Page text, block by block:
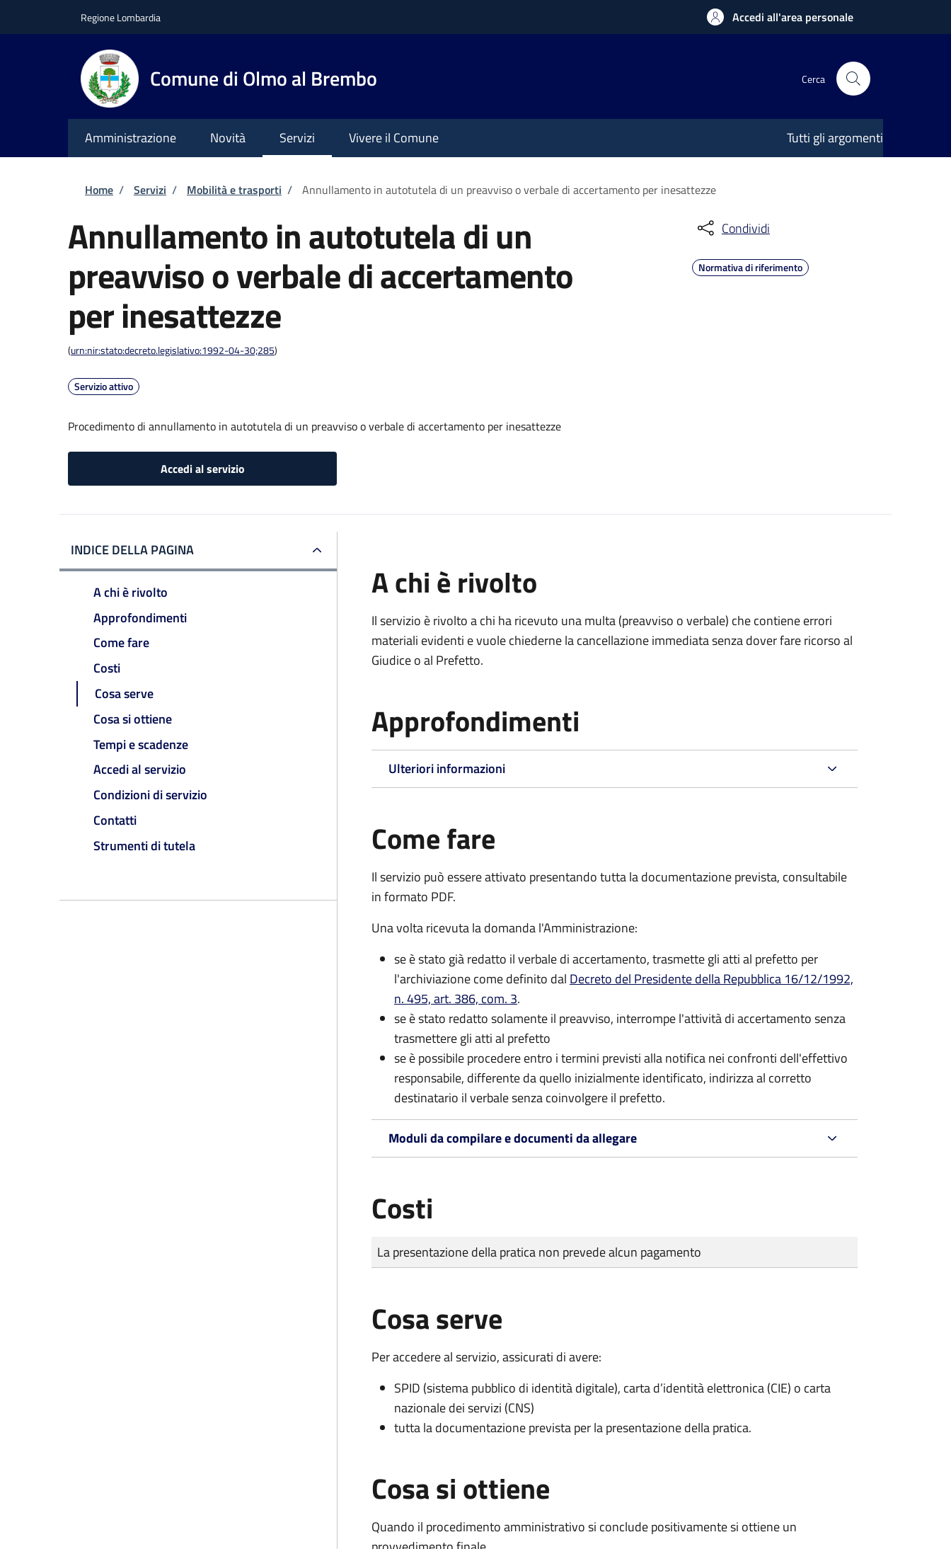
Regione Lombardia Accedi all'area personale
Comune di Olmo al Brembo Cerca
Amministrazione Novità Servizi Vivere il Comune Tutti gli argomenti
Briciole di pane
Home / Servizi / Mobilità e trasporti / Annullamento in autotutela di un preavviso o verbale di accertamento per inesattezze
Annullamento in autotutela di un
preavviso o verbale di accertamento
per inesattezze
(urn:nir:stato:decreto.legislativo:1992-04-30;285)
Servizio attivo
Procedimento di annullamento in autotutela di un preavviso o verbale di accertamento per inesattezze
Accedi al servizio
Condividi
Normativa di riferimento
INDICE DELLA PAGINA
A chi è rivolto
Approfondimenti
Come fare
Costi
Cosa serve
Cosa si ottiene
Tempi e scadenze
Accedi al servizio
Condizioni di servizio
Contatti
Strumenti di tutela
A chi è rivolto
Il servizio è rivolto a chi ha ricevuto una multa (preavviso o verbale) che contiene errori
materiali evidenti e vuole chiederne la cancellazione immediata senza dover fare ricorso al
Giudice o al Prefetto.
Approfondimenti
Ulteriori informazioni
Come fare
Il servizio può essere attivato presentando tutta la documentazione prevista, consultabile
in formato PDF.
Una volta ricevuta la domanda l'Amministrazione:
se è stato già redatto il verbale di accertamento, trasmette gli atti al prefetto per
l'archiviazione come definito dal Decreto del Presidente della Repubblica 16/12/1992,
n. 495, art. 386, com. 3.
se è stato redatto solamente il preavviso, interrompe l'attività di accertamento senza
trasmettere gli atti al prefetto
se è possibile procedere entro i termini previsti alla notifica nei confronti dell'effettivo
responsabile, differente da quello inizialmente identificato, indirizza al corretto
destinatario il verbale senza coinvolgere il prefetto.
Moduli da compilare e documenti da allegare
Costi
Tipo di pagamento
Importo
La presentazione della pratica non prevede alcun pagamento
Cosa serve
Per accedere al servizio, assicurati di avere:
SPID (sistema pubblico di identità digitale), carta d’identità elettronica (CIE) o carta
nazionale dei servizi (CNS)
tutta la documentazione prevista per la presentazione della pratica.
Cosa si ottiene
Quando il procedimento amministrativo si conclude positivamente si ottiene un